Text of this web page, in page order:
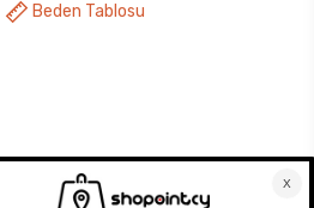
Beden Tablosu